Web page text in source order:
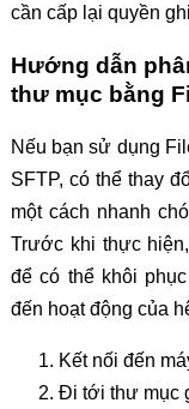
cần cấp lại quyền
Hướng dẫn
thư mục bằng
Nếu bạn sử dụng
SFTP, có thể thay
một cách nhanh
Trước khi thực
để có thể khôi
đến hoạt động của
Kết nối đến
Đi tới thư mục